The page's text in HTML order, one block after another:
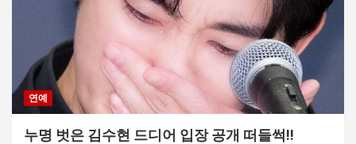
연예
누명 벗은 김수현 드디어 입장 공개 떠들썩!!